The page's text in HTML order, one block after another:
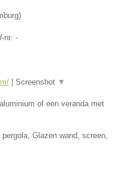
)
nr: -
Screenshot ▼
of een veranda met
Glazen wand, screen,